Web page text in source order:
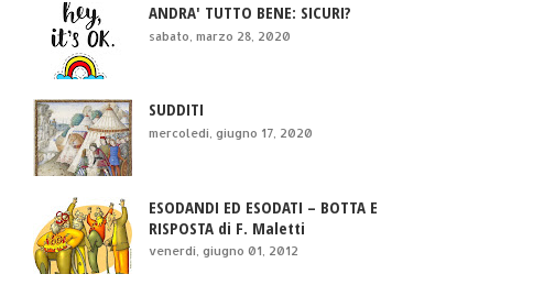
ANDRA' TUTTO BENE: SICURI?
sabato, marzo 28, 2020
SUDDITI
mercoledì, giugno 17, 2020
ESODANDI ED ESODATI – BOTTA E
RISPOSTA di F. Maletti
venerdì, giugno 01, 2012